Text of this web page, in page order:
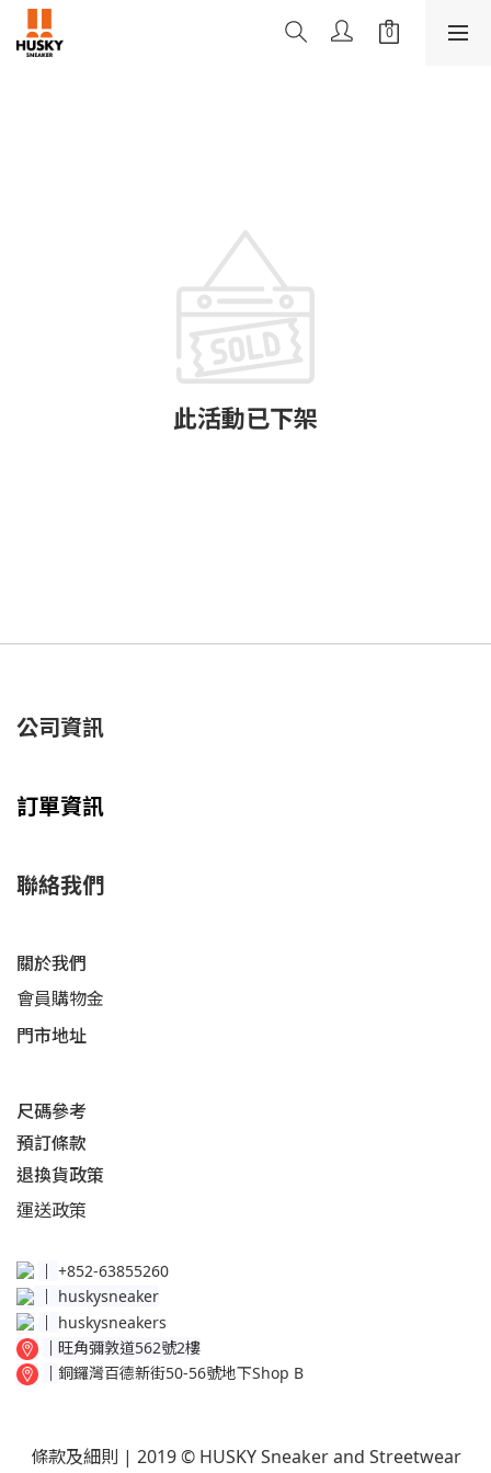
此活動已下架
公司資訊
訂單資訊
聯絡我們
關於我們
會員購物金
門市地址
尺碼參考
預訂條款
退換貨政策​
運送政策​
│ +852-63855260
huskysneaker
│ huskysneakers
│ 旺角彌敦道562號2樓
│ 銅鑼灣百德新街50-56號地下Shop B
條款及細則 | 2019 © HUSKY Sneaker and Streetwear